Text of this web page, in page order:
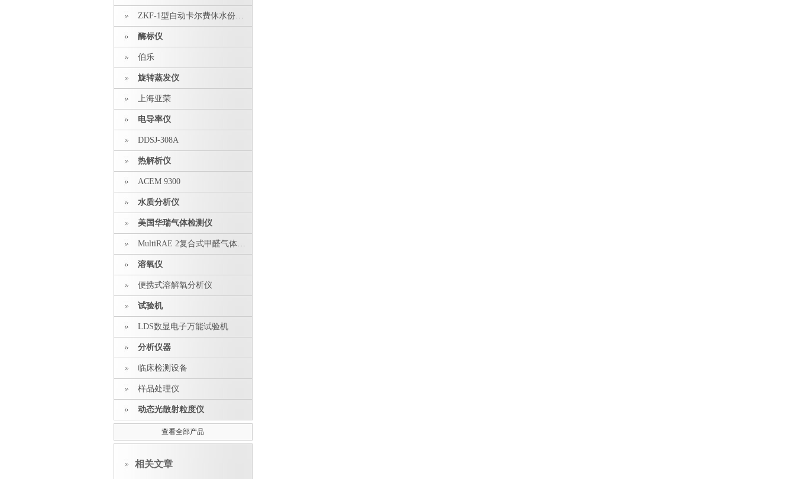
ZKF-1型自动卡尔费休水份测定仪
酶标仪
伯乐
旋转蒸发仪
上海亚荣
电导率仪
DDSJ-308A
热解析仪
ACEM 9300
水质分析仪
美国华瑞气体检测仪
MultiRAE 2复合式甲醛气体探测器
溶氧仪
便携式溶解氧分析仪
试验机
LDS数显电子万能试验机
分析仪器
临床检测设备
样品处理仪
动态光散射粒度仪
查看全部产品
相关文章